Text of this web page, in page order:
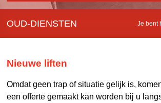
OUD-DIENSTEN Je bent
Nieuwe liften
Omdat geen trap of situatie gelijk is,
een offerte gemaakt kan worden bij u